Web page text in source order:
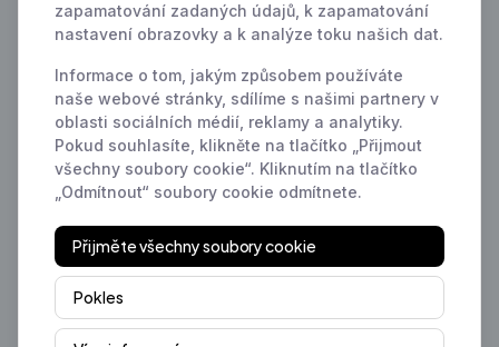
zapamatování zadaných údajů, k zapamatování
nastavení obrazovky a k analýze toku našich dat.
Informace o tom, jakým způsobem používáte
naše webové stránky, sdílíme s našimi partnery v
oblasti sociálních médií, reklamy a analytiky.
Pokud souhlasíte, klikněte na tlačítko „Přijmout
všechny soubory cookie“. Kliknutím na tlačítko
„Odmítnout“ soubory cookie odmítnete.
Přijměte všechny soubory cookie
Pokles